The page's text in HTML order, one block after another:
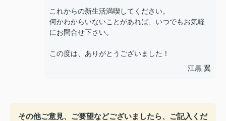
これからの新生活満喫してください。
何かわからいないことがあれば、いつでもお気軽
にお問合せ下さい。
この度は、ありがとうございました！
江黒 翼
その他ご意見、ご要望などございましたら、ご記入くだ